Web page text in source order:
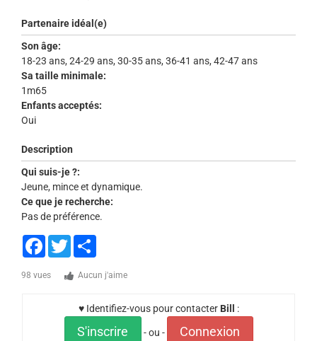
Partenaire idéal(e)
Son âge:
18-23 ans, 24-29 ans, 30-35 ans, 36-41 ans, 42-47 ans
Sa taille minimale:
1m65
Enfants acceptés:
Oui
Description
Qui suis-je ?:
Jeune, mince et dynamique.
Ce que je recherche:
Pas de préférence.
Facebook
Twitter
98 vues Aucun j'aime
♥ Identifiez-vous pour contacter Bill :
S'inscrire - ou - Connexion